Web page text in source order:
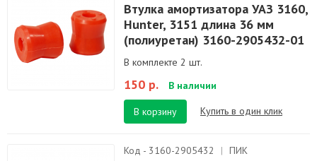
Втулка амортизатора УАЗ 3160,
Hunter, 3151 длина 36 мм
(полиуретан) 3160-2905432-01
В комплекте 2 шт.
150 р. В наличии
В корзину Купить в один клик
Код - 3160-2905432 | ПИК